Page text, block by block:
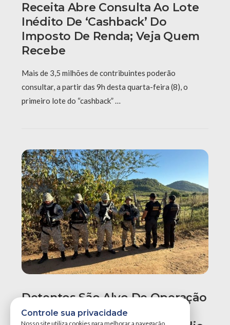
Receita Abre Consulta Ao Lote
Inédito De ‘cashback’ Do
Imposto De Renda; Veja Quem
Recebe
Mais de 3,5 milhões de contribuintes poderão
consultar, a partir das 9h desta quarta-feira (8), o
primeiro lote do “cashback” …
Detentos São Alvo De Operação
Por Comandar Tráfico E
Controle sua privacidade
Nosso site utiliza cookies para melhorar a navegação.